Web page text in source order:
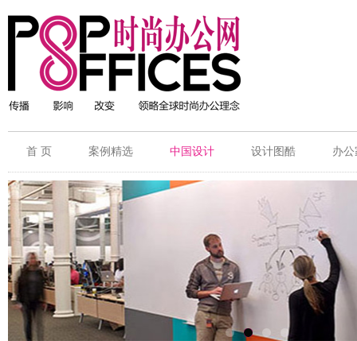
首 页 案例精选 中国设计 设计图酷 办